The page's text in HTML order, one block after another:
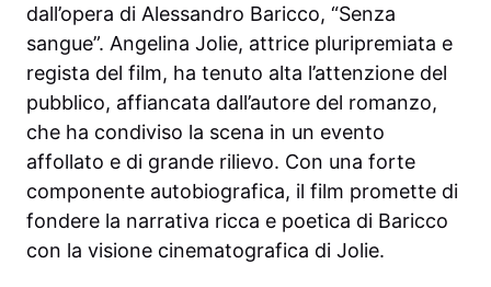
dall’opera di Alessandro Baricco, “Senza
sangue”. Angelina Jolie, attrice pluripremiata e
regista del film, ha tenuto alta l’attenzione del
pubblico, affiancata dall’autore del romanzo,
che ha condiviso la scena in un evento
affollato e di grande rilievo. Con una forte
componente autobiografica, il film promette di
fondere la narrativa ricca e poetica di Baricco
con la visione cinematografica di Jolie.